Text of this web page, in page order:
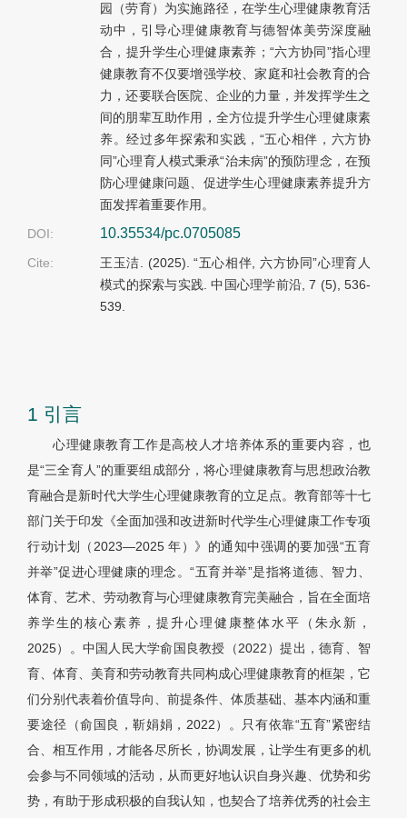
园（劳育）为实施路径，在学生心理健康教育活
动中，引导心理健康教育与德智体美劳深度融
合，提升学生心理健康素养；“六方协同”指心理
健康教育不仅要增强学校、家庭和社会教育的合
力，还要联合医院、企业的力量，并发挥学生之
间的朋辈互助作用，全方位提升学生心理健康素
养。经过多年探索和实践，“五心相伴，六方协
同”心理育人模式秉承“治未病”的预防理念，在预
防心理健康问题、促进学生心理健康素养提升方
面发挥着重要作用。
DOI:
10.35534/pc.0705085
Cite:
王玉洁. (2025). “五心相伴, 六方协同”心理育人
模式的探索与实践. 中国心理学前沿, 7 (5), 536-
539.
1 引言
心理健康教育工作是高校人才培养体系的重要内容，也
是“三全育人”的重要组成部分，将心理健康教育与思想政治教
育融合是新时代大学生心理健康教育的立足点。教育部等十七
部门关于印发《全面加强和改进新时代学生心理健康工作专项
行动计划（2023—2025 年）》的通知中强调的要加强“五育
并举”促进心理健康的理念。“五育并举”是指将道德、智力、
体育、艺术、劳动教育与心理健康教育完美融合，旨在全面培
养学生的核心素养，提升心理健康整体水平（朱永新，
2025）。中国人民大学俞国良教授（2022）提出，德育、智
育、体育、美育和劳动教育共同构成心理健康教育的框架，它
们分别代表着价值导向、前提条件、体质基础、基本内涵和重
要途径（俞国良，靳娟娟，2022）。只有依靠“五育”紧密结
合、相互作用，才能各尽所长，协调发展，让学生有更多的机
会参与不同领域的活动，从而更好地认识自身兴趣、优势和劣
势，有助于形成积极的自我认知，也契合了培养优秀的社会主